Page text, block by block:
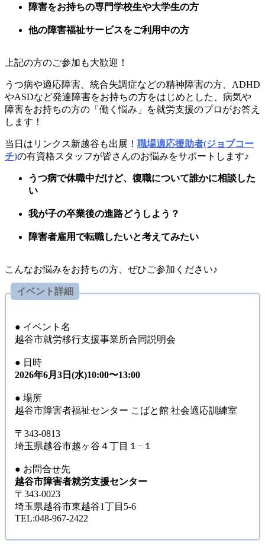
障害をお持ちの専門学校生や大学生の方
他の障害福祉サービスをご利用中の方
上記の方のご参加も大歓迎！
うつ病や適応障害、統合失調症などの精神障害の方、ADHD
やASDなど発達障害をお持ちの方をはじめとした、病気や
障害をお持ちの方の「働く悩み」を就労支援のプロがお答え
します！
当日はリンクス新越谷も出展！ 職場適応援助者(ジョブコー
チ)の有資格スタッフが皆さんのお悩みをサポートします♪
うつ病で休職中だけど、復職について誰かに相談した
い
我が子の卒業後の進路どうしよう？
障害者雇用で転職したいと考えてみたい
こんなお悩みをお持ちの方、ぜひご参加ください♪
イベント詳細
● イベント名
越谷市就労移行支援事業所合同説明会
● 日時
2026年6月3日(水)10:00〜13:00
● 場所
越谷市障害者福祉センター こばと館 社会適応訓練室
〒343-0813
埼玉県越谷市越ヶ谷４丁目１−１
● お問合せ先
越谷市障害者就労支援センター
〒343-0023
埼玉県越谷市東越谷1丁目5-6
TEL:048-967-2422